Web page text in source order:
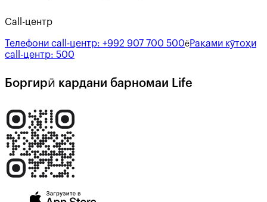
Call-центр
Телефони call-центр: +992 907 700 500ёРақами кӯтоҳи
call-центр: 500
Боргирӣ кардани барномаи Life